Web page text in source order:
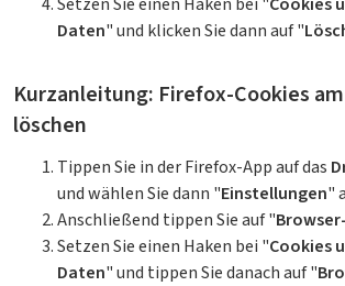
Daten" und klicken Sie dann auf "
Kurzanleitung: Firefox-Cookies
löschen
Tippen Sie in der Firefox-App auf das
und wählen Sie dann "Einstellungen"
Anschließend tippen Sie auf "
Setzen Sie einen Haken bei "Cookies
Daten" und tippen Sie danach auf "